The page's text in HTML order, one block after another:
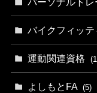
バイクフィッテ
運動関連資格
よしもとFA (5)